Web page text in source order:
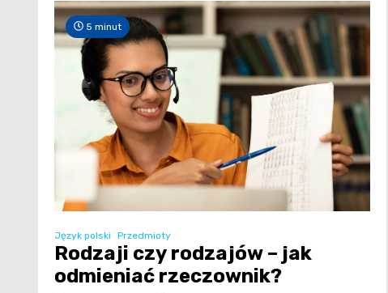
5 minut
Język polski Przedmioty
Rodzaji czy rodzajów – jak
odmieniać rzeczownik?